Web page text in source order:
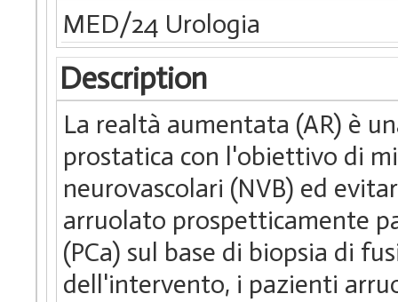
MED/24 Urologia
Description
La realtà aumentata (AR) è
prostatica con l'obiettivo di
neurovascolari (NVB) ed
arruolato prospetticamente
(PCa) sul base di biopsia di
dell'intervento, i pazienti